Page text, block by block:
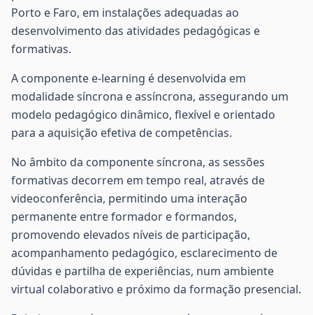
Porto e Faro, em instalações adequadas ao
desenvolvimento das atividades pedagógicas e
formativas.
A componente e-learning é desenvolvida em
modalidade síncrona e assíncrona, assegurando um
modelo pedagógico dinâmico, flexível e orientado
para a aquisição efetiva de competências.
No âmbito da componente síncrona, as sessões
formativas decorrem em tempo real, através de
videoconferência, permitindo uma interação
permanente entre formador e formandos,
promovendo elevados níveis de participação,
acompanhamento pedagógico, esclarecimento de
dúvidas e partilha de experiências, num ambiente
virtual colaborativo e próximo da formação presencial.